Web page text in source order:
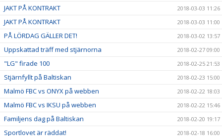
JAKT PÅ KONTRAKT 2018-03-03 11:26
JAKT PÅ KONTRAKT 2018-03-03 11:00
PÅ LÖRDAG GÄLLER DET! 2018-03-02 13:57
Uppskattad träff med stjärnorna 2018-02-27 09:00
"LG" firade 100 2018-02-25 21:53
Stjärnfyllt på Baltiskan 2018-02-23 15:00
Malmö FBC vs ONYX på webben 2018-02-22 18:03
Malmö FBC vs IKSU på webben 2018-02-22 15:46
Familjens dag på Baltiskan 2018-02-20 19:17
Sportlovet är räddat! 2018-02-18 16:00